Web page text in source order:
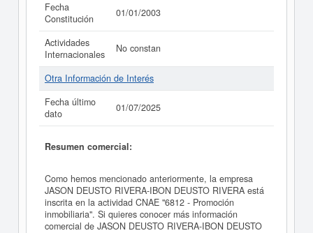
Fecha
Constitución
01/01/2003
Actividades
Internacionales
No constan
Otra Información de Interés
Fecha último
dato
01/07/2025
Resumen comercial:
Como hemos mencionado anteriormente, la empresa
JASON DEUSTO RIVERA-IBON DEUSTO RIVERA está
inscrita en la actividad CNAE "6812 - Promoción
inmobiliaria". Si quieres conocer más información
comercial de JASON DEUSTO RIVERA-IBON DEUSTO